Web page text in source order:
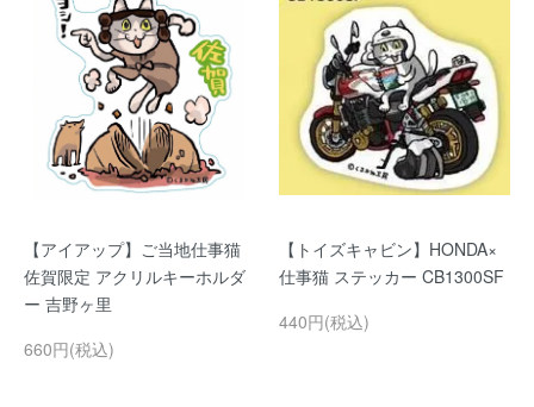
【アイアップ】ご当地仕事猫
佐賀限定 アクリルキーホルダ
ー 吉野ヶ里
660円(税込)
【トイズキャビン】HONDA×
仕事猫 ステッカー CB1300SF
440円(税込)